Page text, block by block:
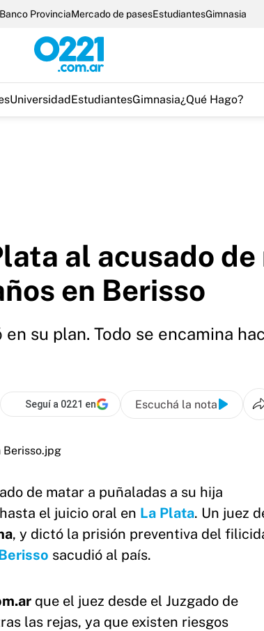
Banco ProvinciaMercado de pasesEstudiantesGimnasia
UniversidadEstudiantesGimnasia¿Qué Hago?
al acusado
en Berisso
su plan. Todo se encamina
Seguí a 0221 en Escuchá la nota
de matar a puñaladas a su hija
el juicio oral en La Plata. Un juez
, y dictó la prisión preventiva del
sacudió al país.
que el juez desde el Juzgado de
las rejas, ya que existen riesgos